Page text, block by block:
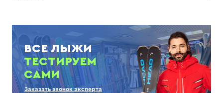
ВСЕ ЛЫЖИ
ТЕСТИРУЕМ
САМИ
Заказать звонок эксперта